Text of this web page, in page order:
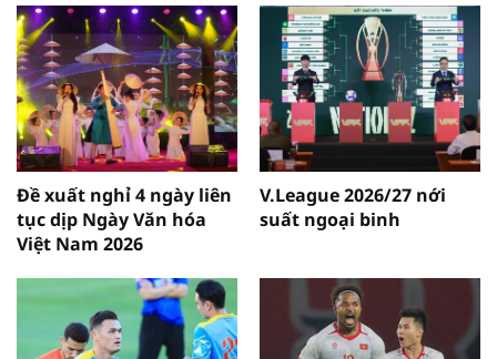
Đề xuất nghỉ 4 ngày liên
tục dịp Ngày Văn hóa
Việt Nam 2026
V.League 2026/27 nới
suất ngoại binh